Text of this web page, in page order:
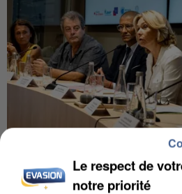
INCENDIES : L’ÎLE-DE-
DE SOLIDARITÉ AVEC LES...
Le respect de
notre priorité